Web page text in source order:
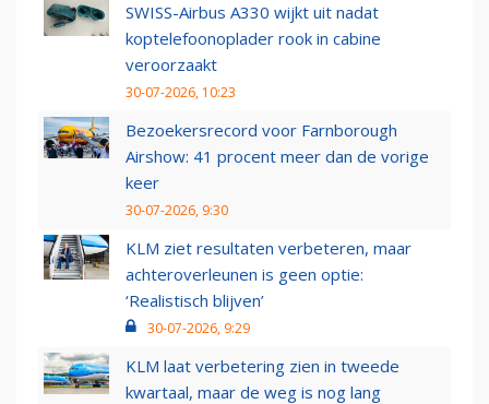
SWISS-Airbus A330 wijkt uit nadat
koptelefoonoplader rook in cabine
veroorzaakt
30-07-2026, 10:23
Bezoekersrecord voor Farnborough
Airshow: 41 procent meer dan de vorige
keer
30-07-2026, 9:30
KLM ziet resultaten verbeteren, maar
achteroverleunen is geen optie:
‘Realistisch blijven’
30-07-2026, 9:29
KLM laat verbetering zien in tweede
kwartaal, maar de weg is nog lang